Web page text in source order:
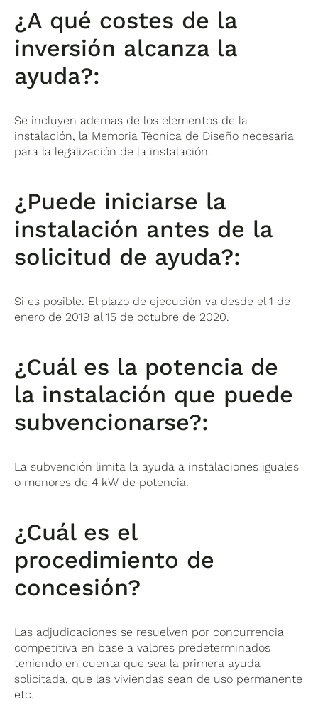
¿A qué costes de la
inversión alcanza la
ayuda?:
Se incluyen además de los elementos de la
instalación, la Memoria Técnica de Diseño necesaria
para la legalización de la instalación.
¿Puede iniciarse la
instalación antes de la
solicitud de ayuda?:
Si es posible. El plazo de ejecución va desde el 1 de
enero de 2019 al 15 de octubre de 2020.
¿Cuál es la potencia de
la instalación que puede
subvencionarse?:
La subvención limita la ayuda a instalaciones iguales
o menores de 4 kW de potencia.
¿Cuál es el
procedimiento de
concesión?
Las adjudicaciones se resuelven por concurrencia
competitiva en base a valores predeterminados
teniendo en cuenta que sea la primera ayuda
solicitada, que las viviendas sean de uso permanente
etc.